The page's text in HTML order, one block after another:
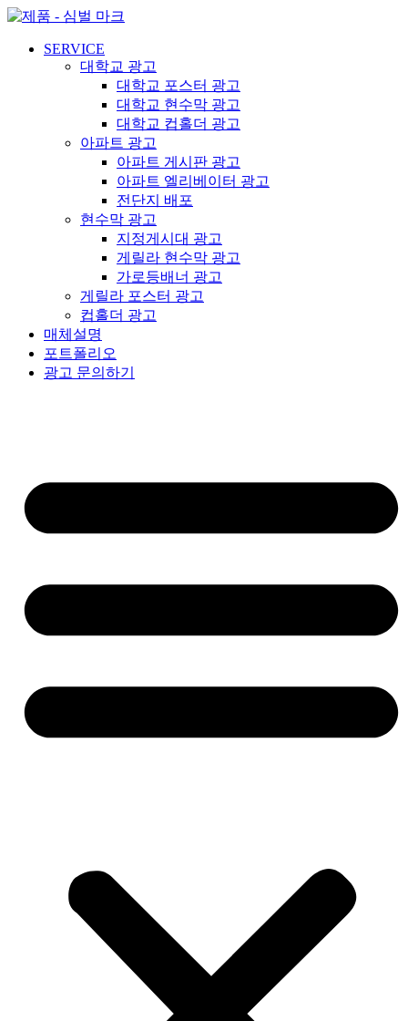
콘
SERVICE
대학교 광고
대학교 포스터 광고
대학교 현수막 광고
대학교 컵홀더 광고
아파트 광고
아파트 게시판 광고
아파트 엘리베이터 광고
전단지 배포
현수막 광고
지정게시대 광고
게릴라 현수막 광고
가로등배너 광고
게릴라 포스터 광고
컵홀더 광고
매체설명
포트폴리오
광고 문의하기